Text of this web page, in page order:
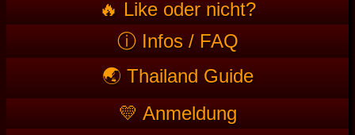
🔥 Like oder nicht?
ⓘ Infos / FAQ
🌏 Thailand Guide
💛 Anmeldung